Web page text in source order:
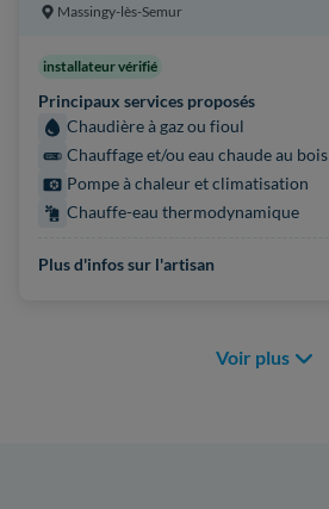
Massingy-lès-Semur
installateur vérifié
Principaux services proposés
Chaudière à gaz ou fioul
Chauffage et/ou eau chaude au bois
Pompe à chaleur et climatisation
Chauffe-eau thermodynamique
Plus d'infos sur l'artisan
Voir plus